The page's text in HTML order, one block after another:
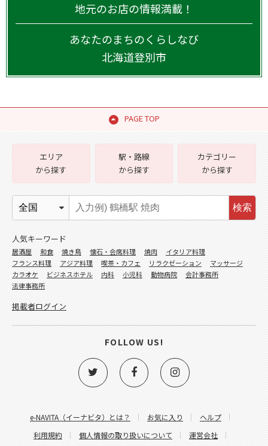
地元のお店の情報満載！
あなたのまちのくらしなび
北海道登別市
PAGE TOP
e-NAVITA（イーナビタ）とは？ お気に入り
ヘルプ
利用規約
個人情報の取り扱いについて 運営会社
エリア
から探す
駅・路線
から探す
カテゴリー
から探す
検索
人気キーワード
居酒屋 和食 焼き鳥 懐石・会席料理 焼肉
イタリア料理
フランス料理
アジア料理 喫茶・カフェ リラクゼーション
マッサージ
カラオケ
ビジネスホテル 内科 小児科 動物病院
会計事務所
法律事務所
掲載者ログイン
FOLLOW US!